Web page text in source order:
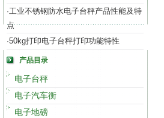
·工业不锈钢防水电子台秤产品性能及特
点
·50kg打印电子台秤打印功能特性
产品目录
电子台秤
电子汽车衡
电子地磅